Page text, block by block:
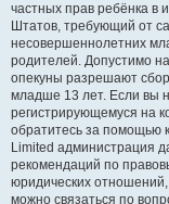
частных прав ребёнка в
Штатов, требующий от
несовершеннолетних
родителей. Допустимо
опекуны разрешают
младше 13 лет. Если вы
регистрирующемуся на
обратитесь за помощью
Limited администрация
рекомендаций по
юридических
можно связаться по